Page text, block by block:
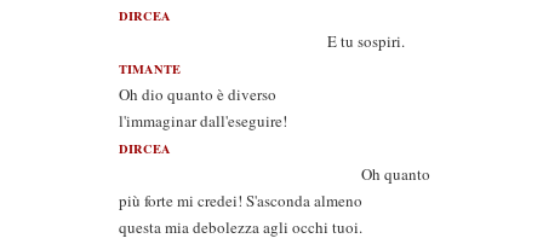
DIRCEA
E tu sospiri.
TIMANTE
Oh dio quanto è diverso
l'immaginar dall'eseguire!
DIRCEA
Oh quanto
più forte mi credei! S'asconda almeno
questa mia debolezza agli occhi tuoi.